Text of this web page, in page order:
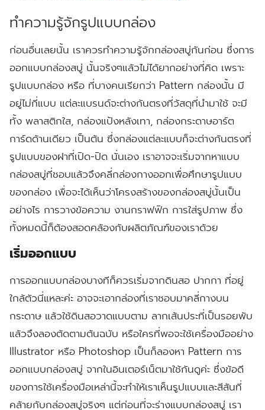
ทำความรู้จักรูปแบบกล่อง
ก่อนอื่นเลยนั้น เราควรทำความรู้จักกล่องสบู่กันก่อน ซึ่งการ
ออกแบบกล่องสบู่ นั้นจริงๆแล้วไม่ได้ยากอย่างที่คิด เพราะ
รูปแบบกล่อง หรือ ที่บางคนเรียกว่า Pattern กล่องนั้น มี
อยู่ไม่กี่แบบ แต่ละแบรนด์จะต่างกันตรงที่วัสดุที่นำมาใช้ จะมี
ทั้ง พลาสติกใส, กล่องแป้งหลังเทา, กล่องกระดาษอาร์ต
การ์ดด้านเดียว เป็นต้น ซึ่งกล่องแต่ละแบบก็จะต่างกันตรงที่
รูปแบบของฝาที่เปิด-ปิด นั่นเอง เราอาจจะเริ่มจากหาแบบ
กล่องสบู่ที่ชอบแล้วจึงคลี่กล่องกางออกเพื่อศึกษารูปแบบ
ของกล่อง เพื่อจะได้เห็นว่าโครงสร้างของกล่องสบู่นั้นเป็น
อย่างไร การวางข้อความ งานกราฟฟิก การใส่รูปภาพ ซึ่ง
ทั้งหมดนี้ก็ต้องสอดคล้องกับผลิตภัณฑ์ของเราด้วย
เริ่มออกแบบ
การออกแบบกล่องบางทีก็ควรเริ่มจากดินสอ ปากกา ที่อยู่
ใกล้ตัวนี่แหละค่ะ อาจจะเอากล่องที่เราชอบมาคลี่กางบน
กระดาษ แล้วใช้ดินสอวาดแบบตาม ลากเส้นประที่เป็นรอยพับ
แล้วจึงลองตัดตามต้นฉบับ หรือใครที่พอจะใช้เครื่องมืออย่าง
Illustrator หรือ Photoshop เป็นก็ลองหา Pattern การ
ออกแบบกล่องสบู่ จากในอินเตอร์เน็ตมาใช้กันดูค่ะ ซึ่งข้อดี
ของการใช้เครื่องมือเหล่านี้จะทำให้เราเห็นรูปแบบและสีสันที่
คล้ายกับกล่องสบู่จริงๆ แต่ก่อนที่จะร่างแบบกล่องสบู่ เรา